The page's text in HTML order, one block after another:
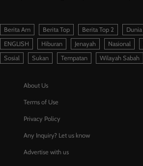
Berita Am Berita Top Berita Top 2 Dunia
ENGLISH
Hiburan Jenayah Nasional
Sosial
Sukan Tempatan Wilayah Sabah
About Us
Terms of Use
Privacy Policy
Any Inquiry? Let us know
Advertise with us